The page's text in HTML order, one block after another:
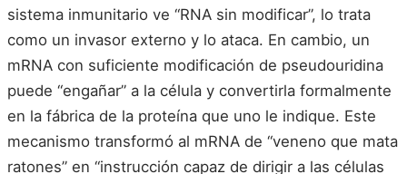
sistema inmunitario ve “RNA sin modificar”, lo trata
como un invasor externo y lo ataca. En cambio, un
mRNA con suficiente modificación de pseudouridina
puede “engañar” a la célula y convertirla formalmente
en la fábrica de la proteína que uno le indique. Este
mecanismo transformó al mRNA de “veneno que mata
ratones” en “instrucción capaz de dirigir a las células